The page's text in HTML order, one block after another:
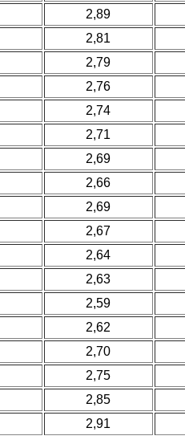
2,89
2,81
2,79
2,76
2,74
2,71
2,69
2,66
2,69
2,67
2,64
2,63
2,59
2,62
2,70
2,75
2,85
2,91